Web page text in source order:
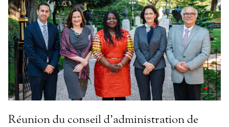
Réunion du conseil d’administration de